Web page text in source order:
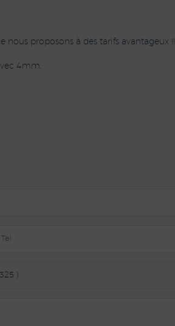
proposons à des tarifs avantageux !!
4mm.